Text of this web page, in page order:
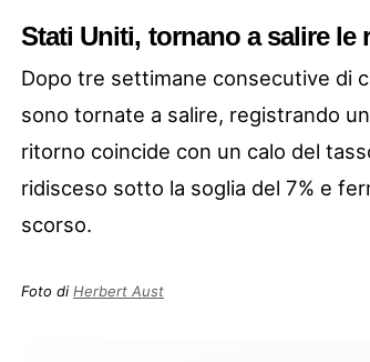
Stati Uniti, tornano a salire le
Dopo tre settimane consecutive di
sono tornate a salire, registrando
ritorno coincide con un calo del
ridisceso sotto la soglia del 7% e
scorso.
Foto di Herbert Aust